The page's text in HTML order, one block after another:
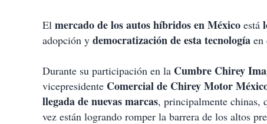
El mercado de los autos híbridos en México está
adopción y democratizaciónde esta tecnología en
Durante su participación en la Cumbre Chirey
vicepresidente Comercial de Chirey Motor
llegada de nuevasmarcas, principalmente chinas,
vez están logrando romper la barrera de los altos